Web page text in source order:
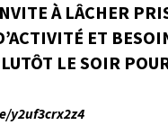
À LÂCHER
ET
LE SOIR
y2uf3crx2z4